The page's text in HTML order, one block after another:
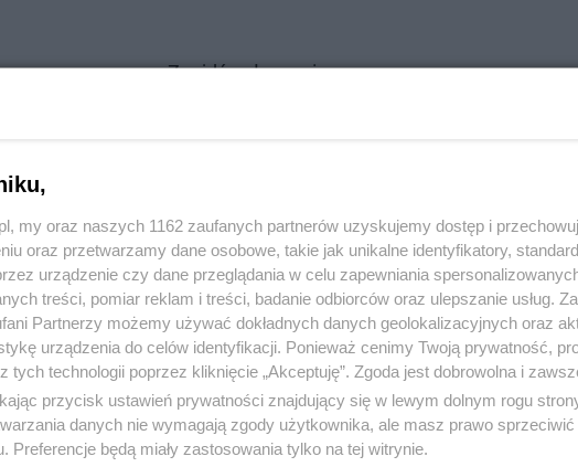
Znajdź ogłoszenie
ogłoszenie nie istnieje lub nie jest jeszcze aktywne!
my oraz naszych 1162 zaufanych partnerów uzyskujemy dostęp i
oraz przetwarzamy dane osobowe, takie jak unikalne identyfikatory,
urządzenie czy dane przeglądania w celu zapewniania
treści, pomiar reklam i treści, badanie odbiorców oraz ulepszanie usług.
Partnerzy możemy używać dokładnych danych geolokalizacyjnych oraz
urządzenia do celów identyfikacji. Ponieważ cenimy Twoją prywatność,
tych technologii poprzez kliknięcie „Akceptuję”. Zgoda jest dobrowolna i
przycisk ustawień prywatności znajdujący się w lewym dolnym rogu
danych nie wymagają zgody użytkownika, ale masz prawo sprzeciwić
Preferencje będą miały zastosowania tylko na tej witrynie.